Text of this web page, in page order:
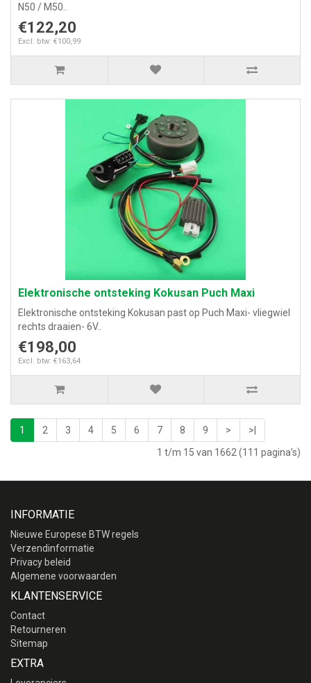
N50 / M50..
€122,20
Excl. btw: €100,99
Elektronische ontsteking Kokusan Puch Maxi
Elektronische ontsteking Kokusan past op Puch Maxi- vliegwiel
rechts draaien- 6V..
€198,00
Excl. btw: €163,64
1 2 3 4 5 6 7 8 9 >
>|
1 t/m 15 van 1662 (111 pagina's)
INFORMATIE
Nieuwe Europese BTW regels
Verzendinformatie
Privacy beleid
Algemene voorwaarden
KLANTENSERVICE
Contact
Retourneren
Sitemap
EXTRA